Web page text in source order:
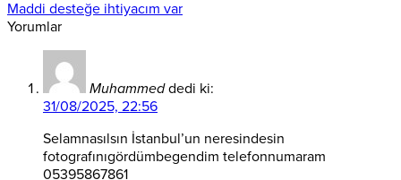
Maddi desteğe ihtiyacım var
Yorumlar
Muhammed dedi ki:
31/08/2025, 22:56
Selamnasılsın İstanbul’un neresindesin
fotografınıgördümbegendim telefonnumaram
05395867861